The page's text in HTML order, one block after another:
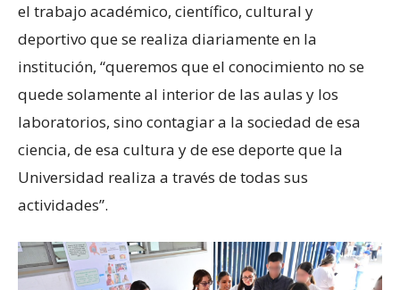
el trabajo académico, científico, cultural y
deportivo que se realiza diariamente en la
institución, “queremos que el conocimiento no se
quede solamente al interior de las aulas y los
laboratorios, sino contagiar a la sociedad de esa
ciencia, de esa cultura y de ese deporte que la
Universidad realiza a través de todas sus
actividades”.